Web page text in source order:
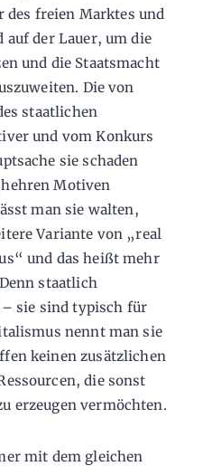
des freien Marktes und
auf der Lauer, um die
und die Staatsmacht
Die von
staatlichen
und vom Konkurs
sie schaden
Motiven
man sie walten,
Variante von „real
und das heißt mehr
staatlich
sie sind typisch für
nennt man sie
keinen zusätzlichen
die sonst
erzeugen vermöchten.
mit dem gleichen